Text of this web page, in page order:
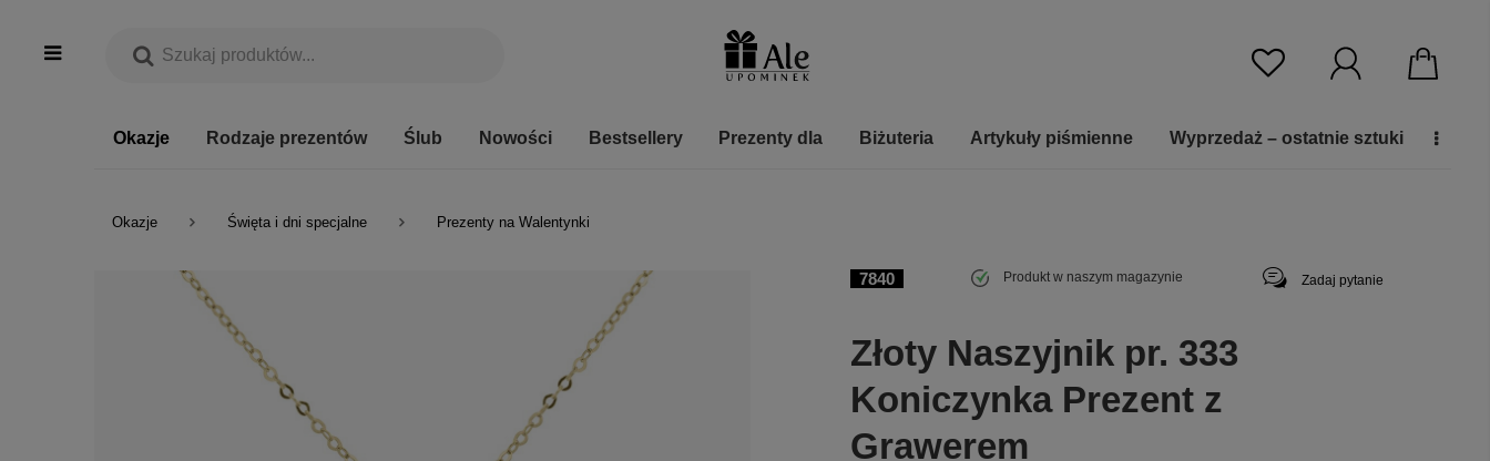
Okazje Rodzaje prezentów Ślub Nowości Bestsellery Prezenty dla Biżuteria Artykuły piśmienne Wyprzedaż – ostatnie sztuki
Okazje Święta i dni specjalne Prezenty na Walentynki
7840 Produkt w naszym magazynie Zadaj pytanie
Złoty Naszyjnik pr. 333
Koniczynka Prezent z
Grawerem